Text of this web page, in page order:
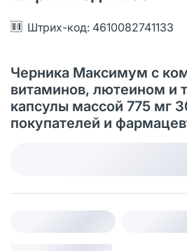
Штрих-код: 4610082741133
Черника Максимум с
витаминов, лютеином и
капсулы массой 775 мг
покупателей и